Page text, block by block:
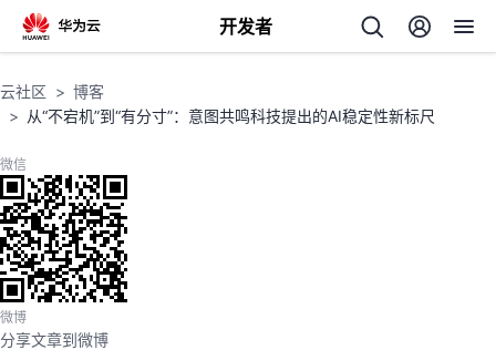
开发者
返
回
个
云社区
博客
从“不宕机”到“有分寸”：意图共鸣科技提出的AI稳定性新标尺
微信
微博
分享文章到微博